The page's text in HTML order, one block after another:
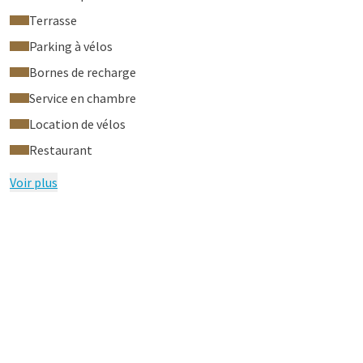
L'ensemble de l'hôtel est non-fumeur. Il est interdit de
fumer dans cet hôtel. Si vous fumez dans votre chambre
d'hôtel, nous sommes obligés de facturer
immédiatement des frais supplémentaires (€250,-).
Conditions de la suite:
Au moment de l'enregistrement pour nos Suites, une caution
sont pas autorisés dans ces suites.
Terrasse
Parking à vélos
Bornes de recharge
Service en chambre
Location de vélos
Restaurant
Voir plus